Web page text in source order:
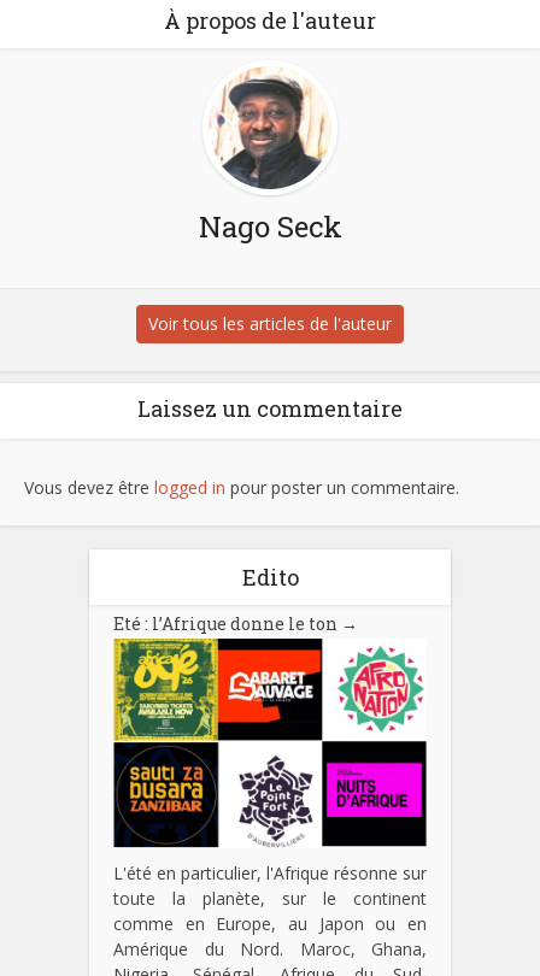
À propos de l'auteur
Nago Seck
Voir tous les articles de l'auteur
Laissez un commentaire
Vous devez être logged in pour poster un commentaire.
Edito
Eté : l’Afrique donne le ton →
L'été en particulier, l'Afrique résonne sur
toute la planète, sur le continent
comme en Europe, au Japon ou en
Amérique du Nord. Maroc, Ghana,